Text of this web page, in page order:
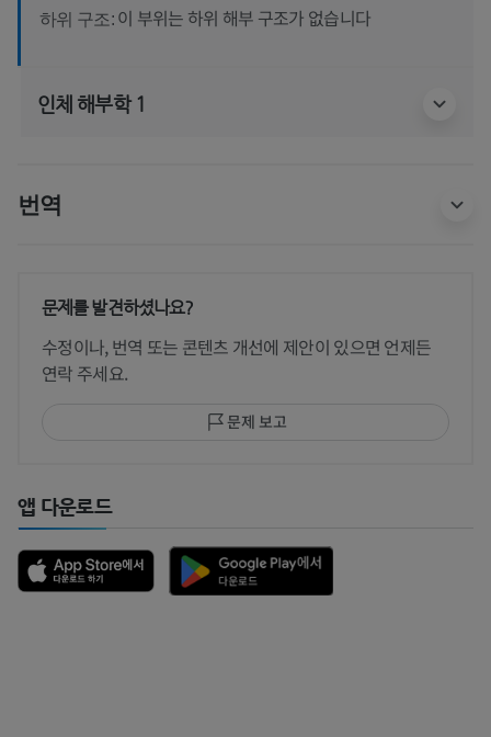
하위 구조: 이 부위는 하위 해부 구조가 없습니다
인체 해부학 1
번역
문제를 발견하셨나요?
수정이나, 번역 또는 콘텐츠 개선에 제안이 있으면 언제든
연락 주세요.
문제 보고
앱 다운로드